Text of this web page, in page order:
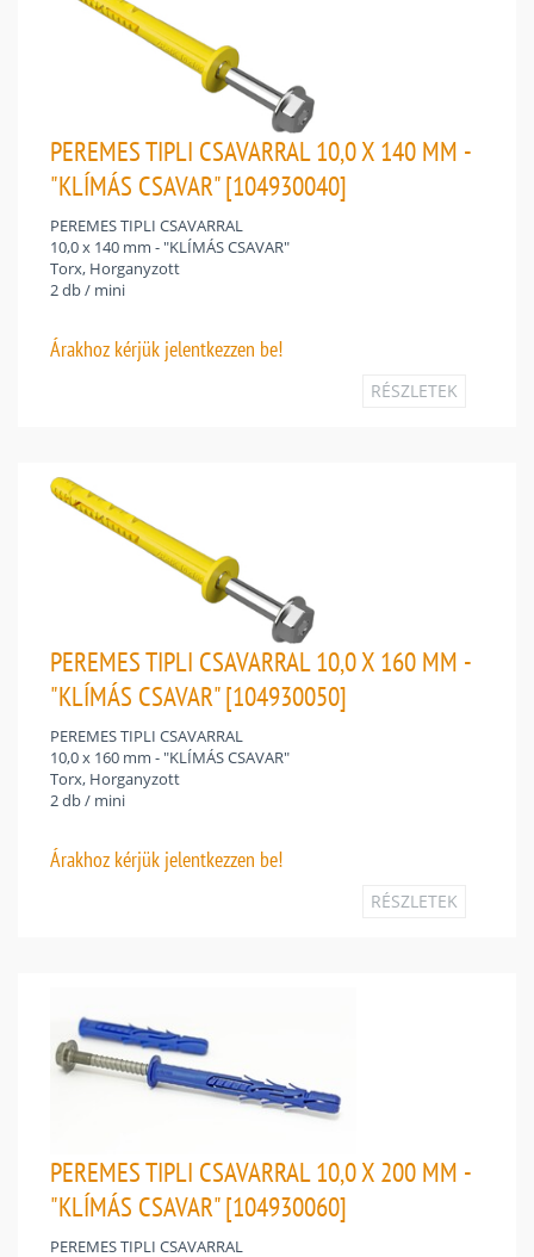
PEREMES TIPLI CSAVARRAL 10,0 X 140 MM -
"KLÍMÁS CSAVAR" [104930040]
PEREMES TIPLI CSAVARRAL
10,0 x 140 mm - "KLÍMÁS CSAVAR"
Torx, Horganyzott
2 db / mini
Árakhoz kérjük jelentkezzen be!
RÉSZLETEK
PEREMES TIPLI CSAVARRAL 10,0 X 160 MM -
"KLÍMÁS CSAVAR" [104930050]
PEREMES TIPLI CSAVARRAL
10,0 x 160 mm - "KLÍMÁS CSAVAR"
Torx, Horganyzott
2 db / mini
Árakhoz kérjük jelentkezzen be!
RÉSZLETEK
PEREMES TIPLI CSAVARRAL 10,0 X 200 MM -
"KLÍMÁS CSAVAR" [104930060]
PEREMES TIPLI CSAVARRAL